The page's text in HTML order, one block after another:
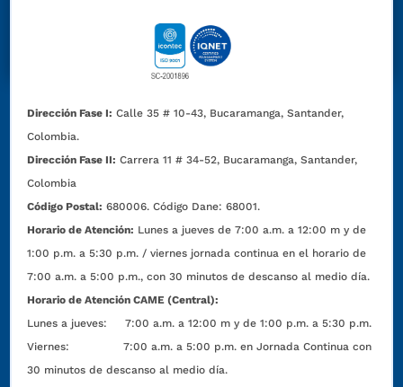
Dirección Fase I: Calle 35 # 10-43, Bucaramanga, Santander,
Colombia.
Dirección Fase II: Carrera 11 # 34-52, Bucaramanga, Santander,
Colombia
Código Postal: 680006. Código Dane: 68001.
Horario de Atención: Lunes a jueves de 7:00 a.m. a 12:00 m y de
1:00 p.m. a 5:30 p.m. / viernes jornada continua en el horario de
7:00 a.m. a 5:00 p.m., con 30 minutos de descanso al medio día.
Horario de Atención CAME (Central):
Lunes a jueves: 7:00 a.m. a 12:00 m y de 1:00 p.m. a 5:30 p.m.
Viernes: 7:00 a.m. a 5:00 p.m. en Jornada Continua con
30 minutos de descanso al medio día.